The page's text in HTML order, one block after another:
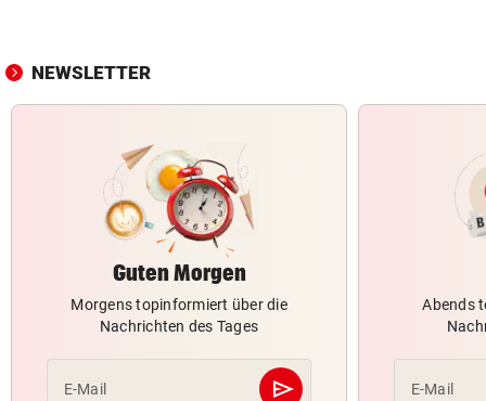
NEWSLETTER
Guten Morgen
Morgens topinformiert über die
Nachrichten des Tages
E-Mail send
Abschicken
Abends
E-Mail